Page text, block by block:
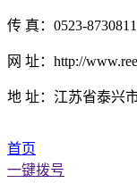
传 真：0523-
网 址：http://
地 址：江苏省泰兴
首页
一键拨号